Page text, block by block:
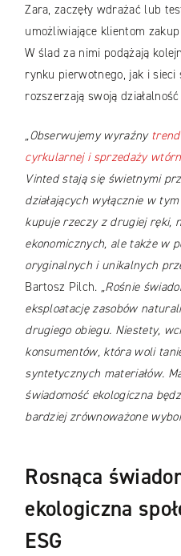
Zara, zaczęły wdrażać lub
umożliwiające klientom
W ślad za nimi podążają
rynku pierwotnego, jak i sieci
rozszerzają swoją
„Obserwujemy wyraźny
cyrkularnej i sprzedaży
Vinted stają się świetnymi
działających wyłącznie w
kupuje rzeczy z drugiej ręki,
ekonomicznych, ale także w
oryginalnych i unikalnych
Bartosz Pilch.„Rośnie
eksploatację zasobów
drugiego obiegu. Niestety,
konsumentów, która woli
syntetycznych materiałów.
świadomość ekologiczna
bardziej zrównoważone
Rosnąca
ekologiczna
ESG